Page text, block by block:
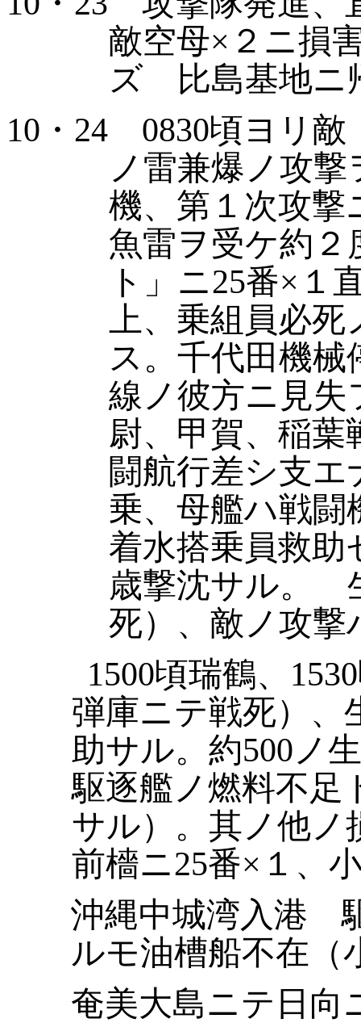
敵空母×２ニ損
ズ
比島基地ニ
10 ・ 24 0830頃ヨリ敵
ノ雷兼爆ノ攻
機、第 １次攻
魚雷ヲ受ケ約２
ト」ニ25番× １
上、乗組員必死
ス。千代田機械
線ノ彼方ニ見
尉、甲賀、稲葉
闘航行差シ支エ
乗、母艦ハ戦闘
着水搭乗員救助
歳撃沈サル。
死）、敵ノ攻撃
1500頃瑞鶴、 1530
弾庫ニテ戦死）、
助サル。約500 ノ
駆逐艦ノ燃料不足
サル）。其ノ他ノ
前檣ニ25番×１、
沖縄中城湾入港
ルモ油槽船不在（
奄美大島ニテ日